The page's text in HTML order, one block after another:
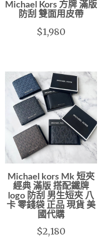
Michael Kors 方牌 滿版
防刮 雙面用皮帶
$1,980
Michael kors Mk 短夾
經典 滿版 搭配鐵牌
logo 防刮 男生短夾 八
卡 零錢袋 正品 現貨 美
國代購
$2,180